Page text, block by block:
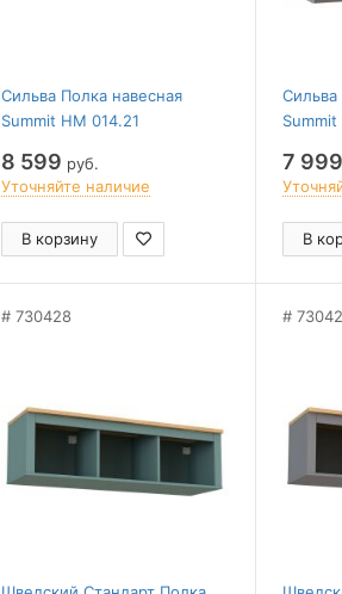
Сильва Полка навесная
Summit НМ 014.21
8 599 руб.
Уточняйте наличие
В корзину
Сильва
7 999
В
730428